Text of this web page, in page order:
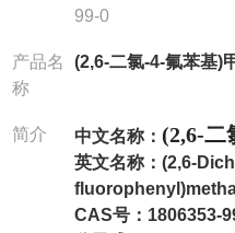
99-0
产品名
称
(2,6-二氯-4-氟苯基)
简介 中文名称： (2,6-二
英文名称： (2,6-
CAS号： 1806353-